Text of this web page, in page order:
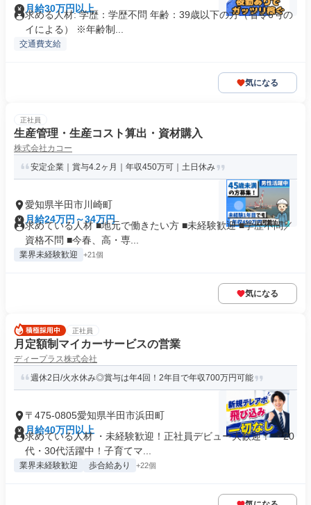
月給30万円以上
求める人材: 学歴：学歴不問 年齢：39歳以下の方（省令6号の
イによる） ※年齢制...
交通費支給
気になる
正社員
生産管理・生産コスト算出・資材購入
株式会社カコー
安定企業｜賞与4.2ヶ月｜年収450万可｜土日休み
愛知県半田市川崎町
月給24万円～34万円
求めている人材 ■地元で働きたい方 ■未経験歓迎 ■学歴不問／
資格不問 ■今春、高・専...
業界未経験歓迎 +21個
気になる
正社員
月定額制マイカーサービスの営業
ディープラス株式会社
週休2日/火水休み◎賞与は年4回！2年目で年収700万円可能
〒475-0805愛知県半田市浜田町
月給40万円以上
求めている人材 ・未経験歓迎！正社員デビュー大歓迎！ ・20
代・30代活躍中！子育てマ...
業界未経験歓迎 歩合給あり +22個